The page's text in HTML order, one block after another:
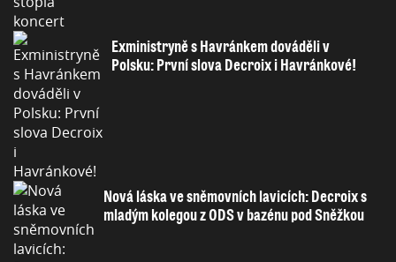
Exministryně s Havránkem dováděli v
Polsku: První slova Decroix i Havránkové!
Nová láska ve sněmovních lavicích: Decroix s
mladým kolegou z ODS v bazénu pod Sněžkou